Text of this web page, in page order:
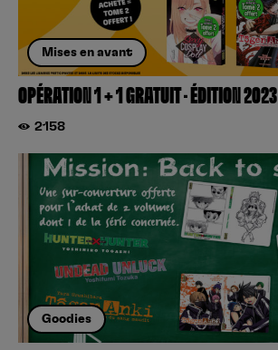
Mises en avant
OPÉRATION 1 + 1 GRATUIT – ÉDITION 2023
2158
Goodies